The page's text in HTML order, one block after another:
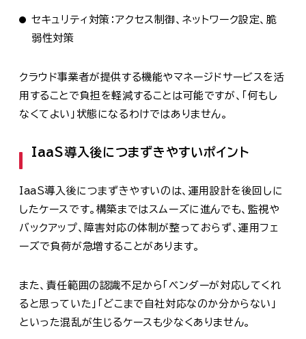
セキュリティ対策：アクセス制御、ネットワーク設定、脆
弱性対策
クラウド事業者が提供する機能やマネージドサービスを活
用することで負担を軽減することは可能ですが、「何もし
なくてよい」状態になるわけではありません。
IaaS導入後につまずきやすいポイント
IaaS導入後につまずきやすいのは、運用設計を後回しに
したケースです。構築まではスムーズに進んでも、監視や
バックアップ、障害対応の体制が整っておらず、運用フェ
ーズで負荷が急増することがあります。
また、責任範囲の認識不足から「ベンダーが対応してくれ
ると思っていた」「どこまで自社対応なのか分からない」
といった混乱が生じるケースも少なくありません。